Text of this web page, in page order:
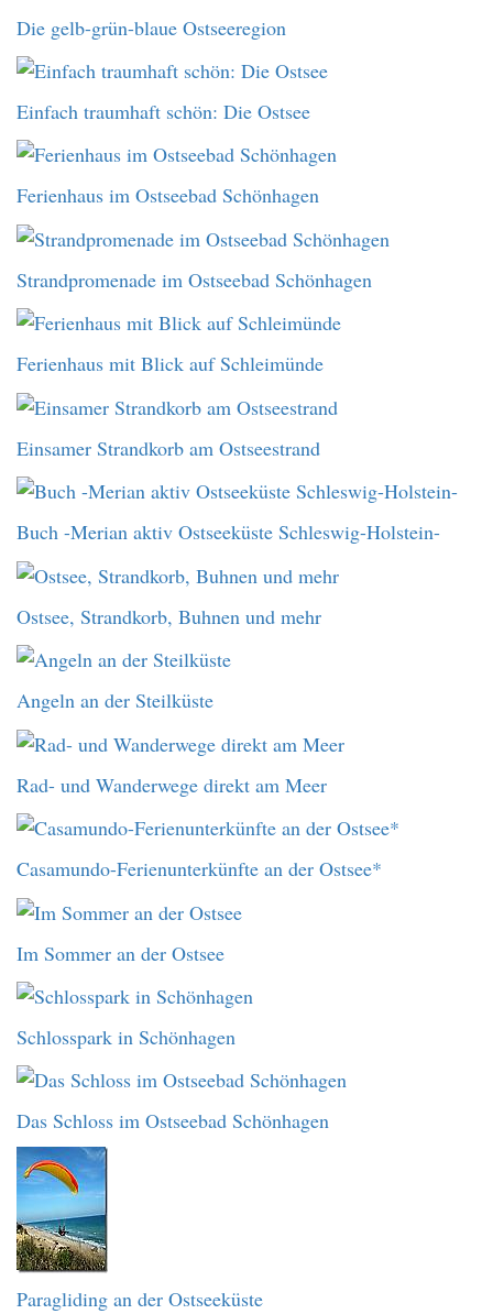
Die gelb-grün-blaue Ostseeregion
Einfach traumhaft schön: Die Ostsee
Ferienhaus im Ostseebad Schönhagen
Strandpromenade im Ostseebad Schönhagen
Ferienhaus mit Blick auf Schleimünde
Einsamer Strandkorb am Ostseestrand
Buch -Merian aktiv Ostseeküste Schleswig-Holstein-
Ostsee, Strandkorb, Buhnen und mehr
Angeln an der Steilküste
Rad- und Wanderwege direkt am Meer
Casamundo-Ferienunterkünfte an der Ostsee*
Im Sommer an der Ostsee
Schlosspark in Schönhagen
Das Schloss im Ostseebad Schönhagen
Paragliding an der Ostseeküste